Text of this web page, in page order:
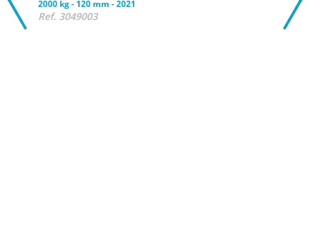
2000 kg- 120 mm -2021
Ref. 3049003